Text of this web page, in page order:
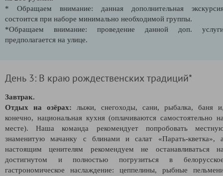
* Обращаем внимание: данная дополнительная
состоится при наборе минимально необходимой группы.
*Обращаем внимание: проведение данной доп.
предполагается на улице.
День 3: В краю рождественских традиций*
Завтрак.
Отдых на озёрах: лыжи, снегоходы, сани, рыбалка, баня
конечно, национальная кухня (оплачиваются самостоятельно
месте). Наша команда рекомендует попробовать
знаменитую мачанку с блинами и салат «Парать-кветка»,
настоящим ценителям рекомендуем не останавливаться
достигнутом и полностью погрузиться в
гастрономическое наслаждение: цеппелины, рыбные